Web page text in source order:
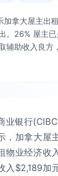
加拿大屋主出
。26% 屋主
辅助收入良方
业银行
，加拿大屋
物业经济收
入$2,189加